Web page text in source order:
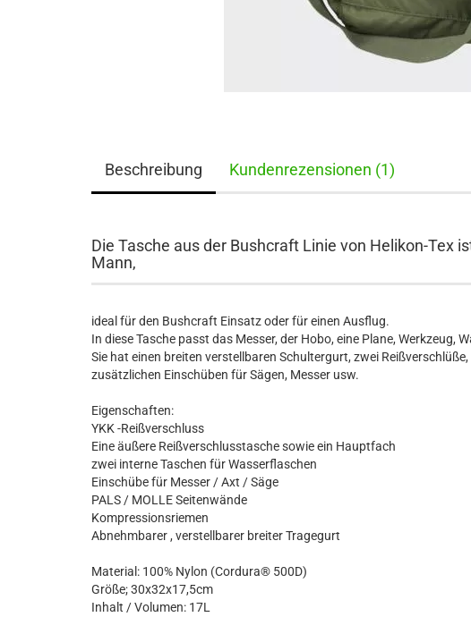
Beschreibung Kundenrezensionen (1)
Die Tasche aus der Bushcraft Linie von Helikon-Tex
Mann,
ideal für den Bushcraft Einsatz oder für einen Ausflug.
In diese Tasche passt das Messer, der Hobo, eine Plane, Werkzeug,
Sie hat einen breiten verstellbaren Schultergurt, zwei
zusätzlichen Einschüben für Sägen, Messer usw.
Eigenschaften:
YKK -Reißverschluss
Eine äußere Reißverschlusstasche sowie ein Hauptfach
zwei interne Taschen für Wasserflaschen
Einschübe für Messer / Axt / Säge
PALS / MOLLE Seitenwände
Kompressionsriemen
Abnehmbarer , verstellbarer breiter Tragegurt
Material: 100% Nylon (Cordura® 500D)
Größe; 30x32x17,5cm
Inhalt / Volumen: 17L